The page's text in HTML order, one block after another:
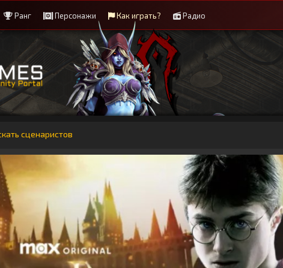
Ранг Персонажи Как играть? Радио
сценаристов